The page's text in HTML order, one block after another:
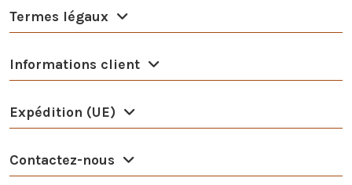
Termes légaux
Informations client
Expédition (UE)
Contactez-nous